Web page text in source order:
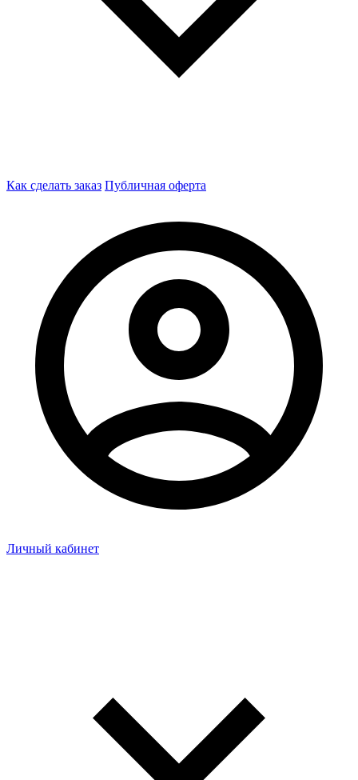
Как сделать заказ Публичная оферта
Личный кабинет